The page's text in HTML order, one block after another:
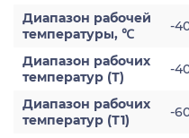
Диапазон рабочей
температуры, ℃
-
Диапазон рабочих
температур (Т)
-
Диапазон рабочих
температур (Т1)
-